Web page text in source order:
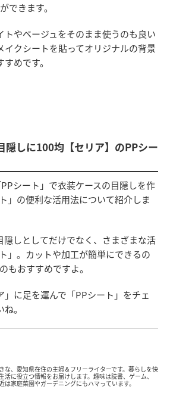
できます。
トやベージュをそのまま使うのも良い
イクシートを貼ってオリジナルの背景
めです。
隠しに100均【セリア】のPPシー
シート」で衣装ケースの目隠しを作
」の便利な活用法について紹介しま
隠しとしてだけでなく、さまざまな活
」。カットや加工が簡単にできるの
もおすすめですよ。
に足を運んで「PPシート」をチェ
ね。
な、愛知県在住の主婦＆フリーライターです。暮らしを快
活に役立つ情報をお届けします。趣味は読書、ゲーム、
は家庭菜園やガーデニングにもハマっています。